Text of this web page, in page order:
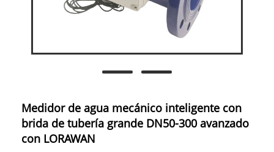
Medidor de agua mecánico inteligente con
brida de tubería grande DN50-300 avanzado
con LORAWAN